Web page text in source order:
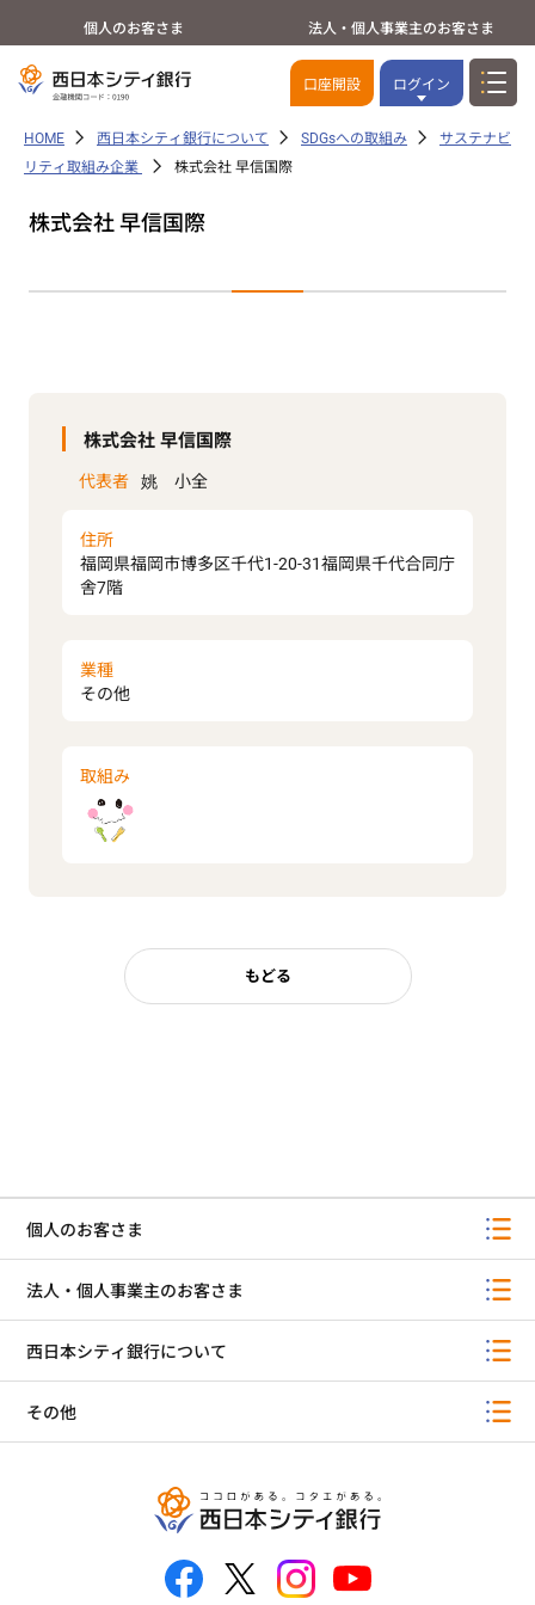
個人のお客さま 法人・個人事業主のお客さま
口座開設 ログイン
HOME 西日本シティ銀行について SDGsへの取組み
サステナビ
リティ取組み企業
株式会社 早信国際
株式会社 早信国際
株式会社 早信国際
代表者 姚 小全
住所
福岡県福岡市博多区千代1-20-31福岡県千代合同庁
舎7階
業種
その他
取組み
もどる
個人のお客さま
法人・個人事業主のお客さま
西日本シティ銀行について
その他